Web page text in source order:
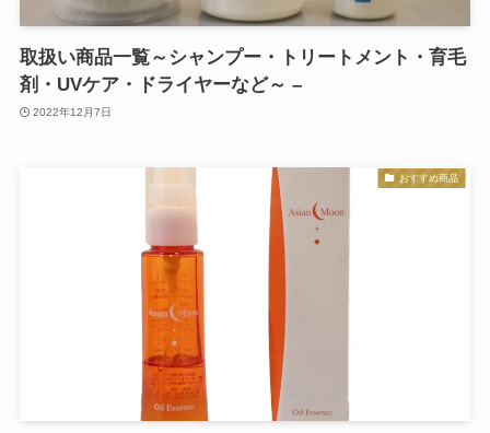
取扱い商品一覧～シャンプー・トリートメント・育毛
剤・UVケア・ドライヤーなど～ –
2022年12月7日
おすすめ商品